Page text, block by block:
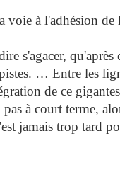
voie à l'adhésion de
s'agacer,
… Entre les
de ce
à court terme,
jamais trop tard